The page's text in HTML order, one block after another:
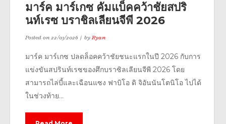
มาร์ค มาร์เกซ คัมแบ็คคว้าชัยสปริ
นท์เรซ บราชิลเลียนจีพี 2026
Posted on22/03/2026 byRyan
มาร์ค มาร์เกซ ปลดล็อคคว้าชัยชนะแรกในปี 2026 กับการ
แข่งขันสปรินท์เรซของศึกบราซิลเลียนจีพี 2026 โดย
สามารถไล่บี้และเฉือนแซง ฟาบิโอ ดิ จิอันนันโตนิโอ ไปได้
ในช่วงท้าย...